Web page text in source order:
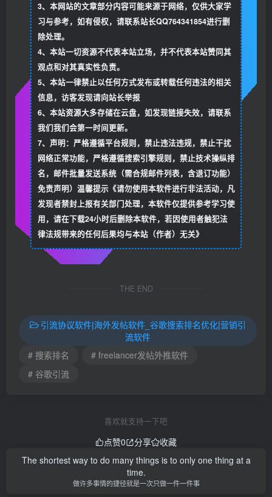
3、本网站的文章部分内容可能来源于网络，仅供大家学
习与参考，如有侵权，请联系站长QQ764341854进行删
除处理。
4、本站一切资源不代表本站立场，并不代表本站赞同其
观点和对其真实性负责。
5、本站一律禁止以任何方式发布或转载任何违法的相关
信息，访客发现请向站长举报
6、本站资源大多存储在云盘，如发现链接失效，请联系
我们我们会第一时间更新。
7、声明：严格遵循平台规则，禁止违法违规，禁止干扰
网络正常功能，严格遵循搜索引擎规则，禁止技术操纵排
名，邮件批量发送系统（需合规邮件列表，含退订功能）
免责声明）温馨提示《请勿使用本软件进行非法活动，凡
发现者禁封上报有关部门处理，本软件仅提供参考学习使
用，请在下载24小时后删除本软件，若因使用者触犯法
律法规带来的任何后果均与本站（作者）无关》
THE END
引流协议软件|海外发帖软件_谷歌搜索排名优化|营销引
流软件
# 搜索排名
# freelancer发帖外推软件
# 谷歌引流
喜欢就支持一下吧
点赞0 分享
收藏
The shortest way to do many things is to only one thing at a
time.
做许多事情的捷径就是一次只做一件一件事